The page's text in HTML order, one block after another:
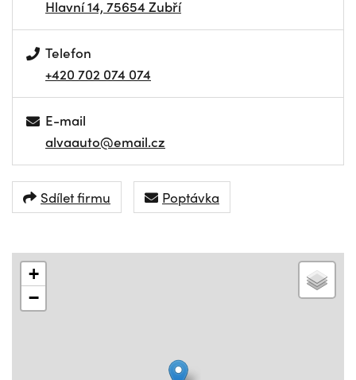
Hlavní 14, 75654 Zubří
Telefon
+420 702 074 074
E-mail
alvaauto@email.cz
Sdílet firmu Poptávka
+
−